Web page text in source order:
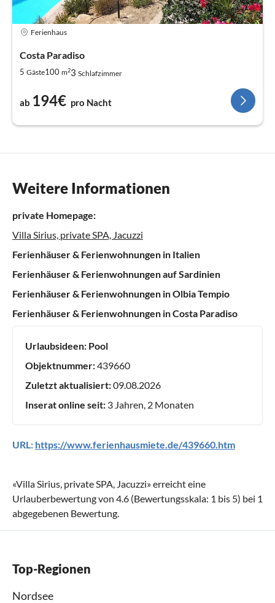
Ferienhaus
Costa Paradiso
5 Gäste100 m23 Schlafzimmer
ab 194€ pro Nacht
Weitere Informationen
private Homepage:
Villa Sirius, private SPA, Jacuzzi
Ferienhäuser & Ferienwohnungen in Italien
Ferienhäuser & Ferienwohnungen auf Sardinien
Ferienhäuser & Ferienwohnungen in Olbia Tempio
Ferienhäuser & Ferienwohnungen in Costa Paradiso
Urlaubsideen: Pool
Objektnummer:439660
Zuletzt aktualisiert:09.08.2026
Inserat online seit: 3 Jahren, 2 Monaten
URL: https://www.ferienhausmiete.de/439660.htm
«Villa Sirius, private SPA, Jacuzzi» erreicht eine
Urlauberbewertung von 4.6 (Bewertungsskala: 1 bis 5) bei 1
abgegebenen Bewertung.
Top-Regionen
Nordsee